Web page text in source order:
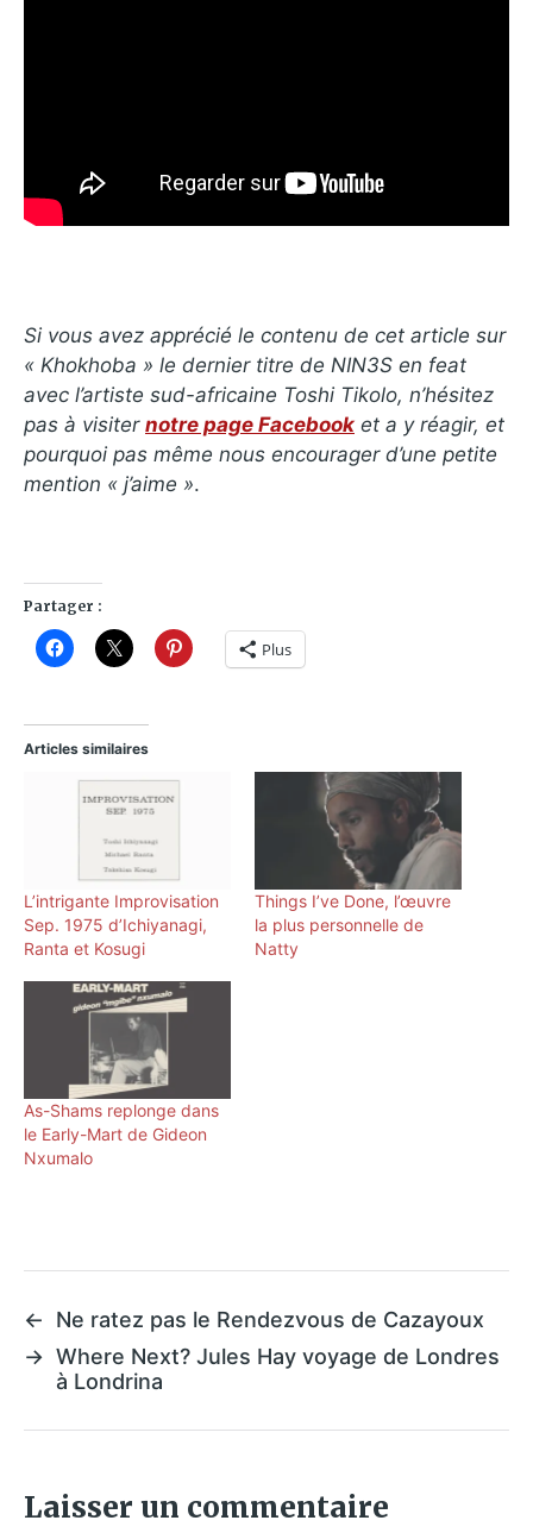
Si vous avez apprécié le contenu de cet article sur
« Khokhoba » le dernier titre de NIN3S en feat
avec l’artiste sud-africaine Toshi Tikolo, n’hésitez
pas à visiter notre page Facebook et a y réagir, et
pourquoi pas même nous encourager d’une petite
mention « j’aime ».
Partager :
Plus
Articles similaires
L’intrigante Improvisation
Sep. 1975 d’Ichiyanagi,
Ranta et Kosugi
Things I’ve Done, l’œuvre
la plus personnelle de
Natty
As-Shams replonge dans
le Early-Mart de Gideon
Nxumalo
←
Ne ratez pas le Rendezvous de Cazayoux
→ Where Next? Jules Hay voyage de Londres
à Londrina
Laisser un commentaire